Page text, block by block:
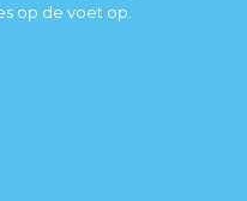
op de voet op.